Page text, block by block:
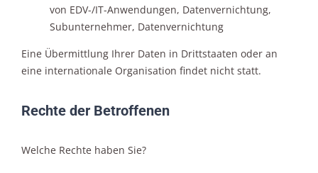
von EDV-/IT-Anwendungen, Datenvernichtung,
Subunternehmer, Datenvernichtung
Eine Übermittlung Ihrer Daten in Drittstaaten oder an
eine internationale Organisation findet nicht statt.
Rechte der Betroffenen
Welche Rechte haben Sie?